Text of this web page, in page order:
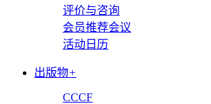
评价与咨询
会员推荐会议
活动日历
出版物+
CCCF